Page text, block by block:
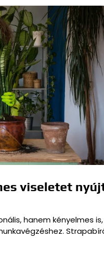
viseletet
hanem kényelmes is,